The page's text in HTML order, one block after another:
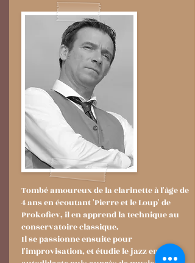
Tombé amoureux de la clarinette à l'âge de
4 ans en écoutant 'Pierre et le Loup' de
Prokofiev, il en apprend la technique au
conservatoire classique.
Il se passionne ensuite pour
l'improvisation, et étudie le jazz en